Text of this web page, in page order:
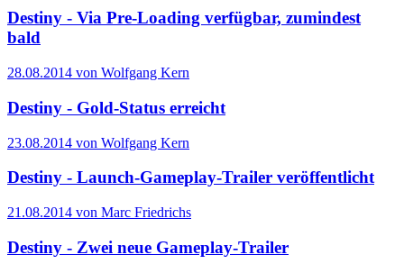
Destiny - Via Pre-Loading verfügbar, zumindest
bald
28.08.2014 von Wolfgang Kern
Destiny - Gold-Status erreicht
23.08.2014 von Wolfgang Kern
Destiny - Launch-Gameplay-Trailer veröffentlicht
21.08.2014 von Marc Friedrichs
Destiny - Zwei neue Gameplay-Trailer